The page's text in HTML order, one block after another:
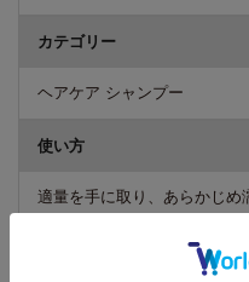
カテゴリー
ヘアケア シャンプー
使い方
適量を手に取り、あらかじめ